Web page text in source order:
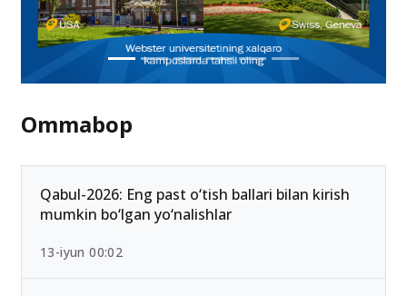
Ommabop
Qabul-2026: Eng past o‘tish ballari bilan kirish
mumkin bo‘lgan yo‘nalishlar
13-iyun 00:02